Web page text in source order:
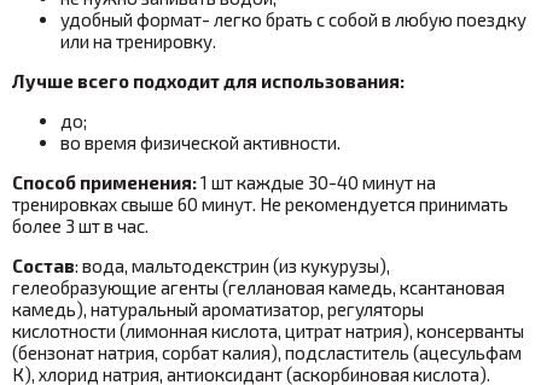
удобный формат- легко брать с собой в любую поездку
или на тренировку.
Лучше всего подходит для использования:
до;
во время физической активности.
Способ применения:1 шт каждые 30-40 минут на
тренировках свыше 60 минут. Не рекомендуется принимать
более 3 шт в час.
Состав: вода, мальтодекстрин (из кукурузы),
гелеобразующие агенты (геллановая камедь, ксантановая
камедь), натуральный ароматизатор, регуляторы
кислотности (лимонная кислота, цитрат натрия), консерванты
(бензонат натрия, сорбат калия), подсластитель (ацесульфам
К), хлорид натрия, антиоксидант (аскорбиновая кислота).